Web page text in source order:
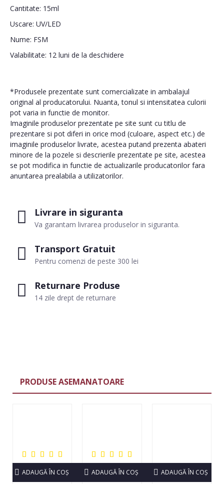
Livrare in siguranta
Va garantam livrarea produselor in siguranta.
Transport Gratuit
Pentru comenzi de peste 300 lei
Returnare Produse
14 zile drept de returnare
Cantitate: 15ml
Uscare: UV/LED
Nume: FSM
Valabilitate: 12 luni de la deschidere
*Produsele prezentate sunt comercializate in ambalajul
original al producatorului. Nuanta, tonul si intensitatea culorii
pot varia in functie de monitor.
Imaginile produselor prezentate pe site sunt cu titlu de
prezentare si pot diferi in orice mod (culoare, aspect etc.) de
imaginile produselor livrate, acestea putand prezenta abateri
minore de la pozele si descrierile prezentate pe site, acestea
se pot modifica in functie de actualizarile producatorilor fara
anuntarea prealabila a utilizatorilor.
PRODUSE ASEMANATOARE
ADAUGĂ ÎN COŞ ADAUGĂ ÎN COŞ ADAUGĂ ÎN COŞ